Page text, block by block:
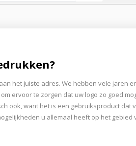
het juiste adres. We hebben vele jaren
ervoor te zorgen dat uw logo zo goed
ook, want het is een gebruiksproduct dat
u allemaal heeft op het